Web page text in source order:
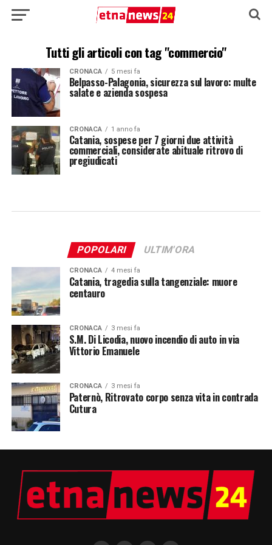
Tutti gli articoli con tag "commercio"
CRONACA 5 mesi fa
Belpasso-Palagonia, sicurezza sul lavoro: multe
salate e azienda sospesa
CRONACA 1 anno fa
Catania, sospese per 7 giorni due attività
commerciali, considerate abituale ritrovo di
pregiudicati
POPOLARI ULTIM'ORA
CRONACA 4 mesi fa
Catania, tragedia sulla tangenziale: muore
centauro
CRONACA 3 mesi fa
S.M. Di Licodia, nuovo incendio di auto in via
Vittorio Emanuele
CRONACA 3 mesi fa
Paternò, Ritrovato corpo senza vita in contrada
Cutura